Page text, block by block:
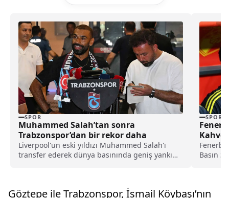
SPOR
Muhammed Salah’tan sonra
Trabzonspor’dan bir rekor daha
Liverpool'un eski yıldızı Muhammed Salah'ı
transfer ederek dünya basınında geniş yankı
açıkladı.
SPOR
Basın
Göztepe ile Trabzonspor, İsmail Köybaşı’nın